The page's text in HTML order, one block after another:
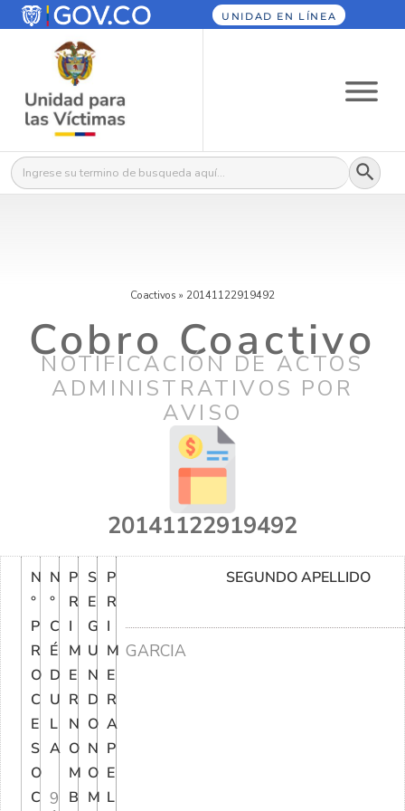
UNIDAD EN LÍNEA
Buscar: Botón
Coactivos » 20141122919492
Cobro Coactivo
NOTIFICACIÓN DE ACTOS
ADMINISTRATIVOS POR
AVISO
20141122919492
N
°
P
R
O
C
E
S
O
C
N
°
C
É
D
U
L
A
9
P
R
I
M
E
R
N
O
M
B
S
E
G
U
N
D
O
N
O
M
P
R
I
M
E
R
A
P
E
L
SEGUNDO APELLIDO
GARCIA